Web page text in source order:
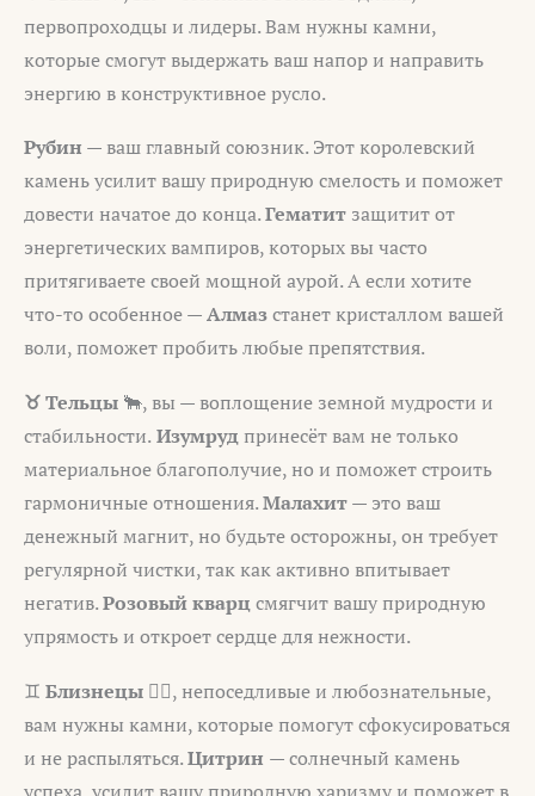
первопроходцы и лидеры. Вам нужны камни,
которые смогут выдержать ваш напор и направить
энергию в конструктивное русло.
Рубин — ваш главный союзник. Этот королевский
камень усилит вашу природную смелость и поможет
довести начатое до конца.Гематит защитит от
энергетических вампиров, которых вы часто
притягиваете своей мощной аурой. А если хотите
что-то особенное —Алмазстанет кристаллом вашей
воли, поможет пробить любые препятствия.
♉ Тельцы 🐂, вы — воплощение земной мудрости и
стабильности. Изумруд принесёт вам не только
материальное благополучие, но и поможет строить
гармоничные отношения.Малахит— это ваш
денежный магнит, но будьте осторожны, он требует
регулярной чистки, так как активно впитывает
негатив.Розовый кварцсмягчит вашу природную
упрямость и откроет сердце для нежности.
♊ Близнецы 👯‍♂️, непоседливые и любознательные,
вам нужны камни, которые помогут сфокусироваться
и не распыляться.Цитрин — солнечный камень
успеха, усилит вашу природную харизму и поможет в